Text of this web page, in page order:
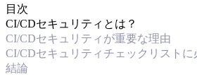
目次
CI/CDセキュリティとは？
CI/CDセキュリティが重要な理由
CI/CDセキュリティチェックリストに
結論